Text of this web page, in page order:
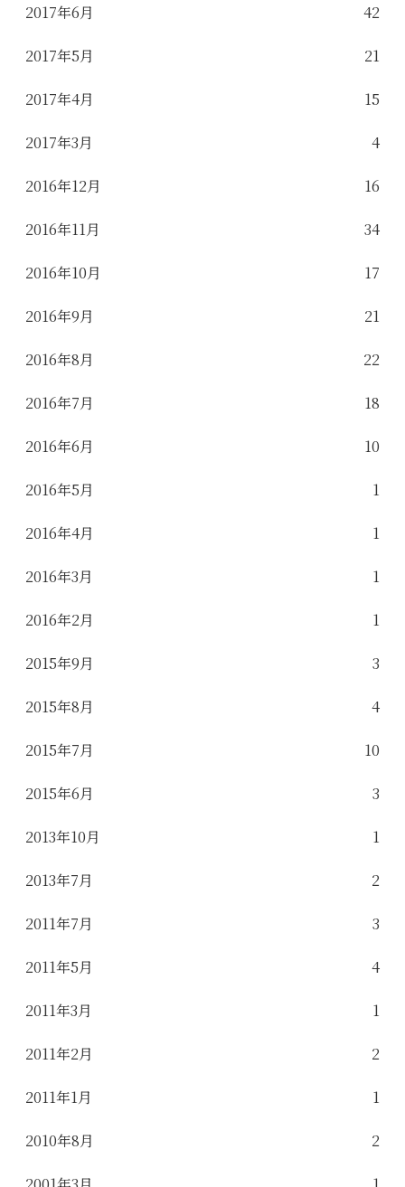
2017年6月 42
2017年5月 21
2017年4月 15
2017年3月 4
2016年12月 16
2016年11月 34
2016年10月 17
2016年9月 21
2016年8月 22
2016年7月 18
2016年6月 10
2016年5月 1
2016年4月 1
2016年3月 1
2016年2月 1
2015年9月 3
2015年8月 4
2015年7月 10
2015年6月 3
2013年10月 1
2013年7月 2
2011年7月 3
2011年5月 4
2011年3月 1
2011年2月 2
2011年1月 1
2010年8月 2